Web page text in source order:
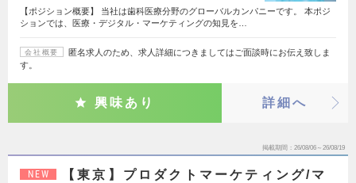
【ポジション概要】 当社は歯科医療分野のグローバルカンパニーです。 本ポジ
ションでは、医療・デジタル・マーケティングの知見を…
会社概要
匿名求人のため、求人詳細につきましてはご面談時にお伝え致しま
す。
興味あり 詳細へ
掲載期間 26/08/06～26/08/19
NEW
【東京】プロダクトマーケティング/マ